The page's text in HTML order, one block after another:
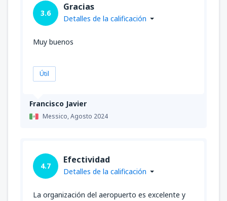
Francisco Javier
Messico,Agosto 2024
3.6
Gracias
Detalles de la calificación
Muy buenos
Útil
4.7
Efectividad
Detalles de la calificación
La organización del aeropuerto es excelente y